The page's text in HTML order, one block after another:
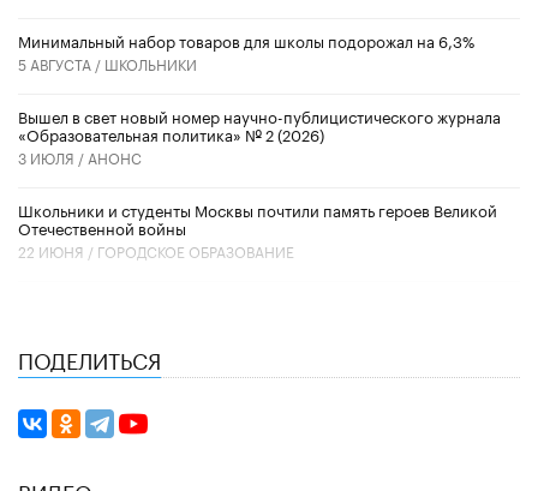
Минимальный набор товаров для школы подорожал на 6,3%
5 АВГУСТА / ШКОЛЬНИКИ
Вышел в свет новый номер научно-публицистического журнала
«Образовательная политика» № 2 (2026)
3 ИЮЛЯ / АНОНС
Школьники и студенты Москвы почтили память героев Великой
Отечественной войны
22 ИЮНЯ / ГОРОДСКОЕ ОБРАЗОВАНИЕ
ПОДЕЛИТЬСЯ